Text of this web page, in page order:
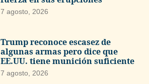
7 agosto, 2026
Trump reconoce escasez de
algunas armas pero dice que
EE.UU. tiene munición suficiente
7 agosto, 2026